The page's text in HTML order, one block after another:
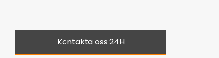
Kontakta oss 24H